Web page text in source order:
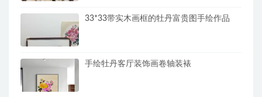
33*33带实木画框的牡丹富贵图手绘作品
手绘牡丹客厅装饰画卷轴装裱